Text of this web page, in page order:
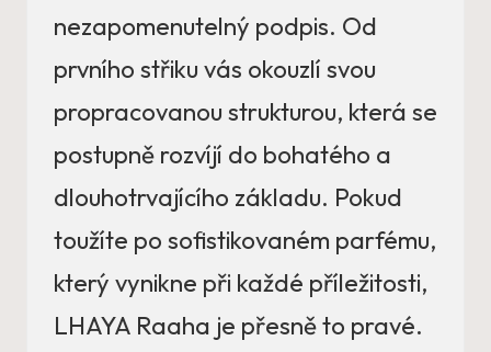
nezapomenutelný podpis. Od
prvního střiku vás okouzlí svou
propracovanou strukturou, která se
postupně rozvíjí do bohatého a
dlouhotrvajícího základu. Pokud
toužíte po sofistikovaném parfému,
který vynikne při každé příležitosti,
LHAYA Raaha je přesně to pravé.